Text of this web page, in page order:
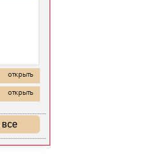
открыть
открыть